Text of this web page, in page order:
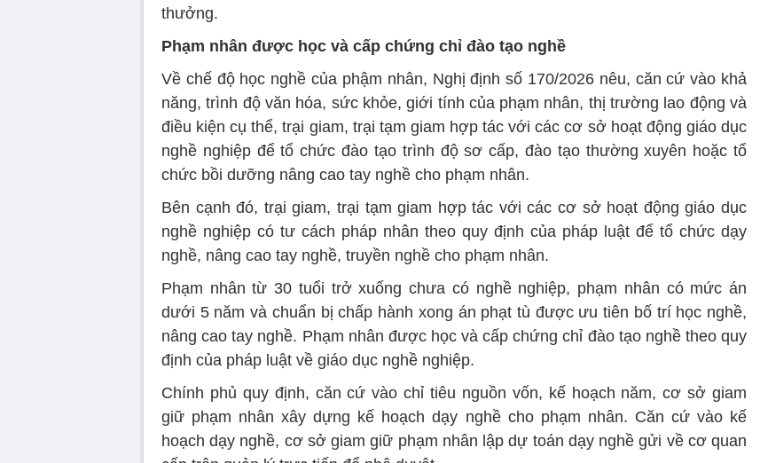
thưởng.
Phạm nhân được học và cấp chứng chỉ đào tạo nghề
Về chế độ học nghề của phậm nhân, Nghị định số 170/2026 nêu, căn cứ vào khả
năng, trình độ văn hóa, sức khỏe, giới tính của phạm nhân, thị trường lao động và
điều kiện cụ thể, trại giam, trại tạm giam hợp tác với các cơ sở hoạt động giáo dục
nghề nghiệp để tổ chức đào tạo trình độ sơ cấp, đào tạo thường xuyên hoặc tổ
chức bồi dưỡng nâng cao tay nghề cho phạm nhân.
Bên cạnh đó, trại giam, trại tạm giam hợp tác với các cơ sở hoạt động giáo dục
nghề nghiệp có tư cách pháp nhân theo quy định của pháp luật để tổ chức dạy
nghề, nâng cao tay nghề, truyền nghề cho phạm nhân.
Phạm nhân từ 30 tuổi trở xuống chưa có nghề nghiệp, phạm nhân có mức án
dưới 5 năm và chuẩn bị chấp hành xong án phạt tù được ưu tiên bố trí học nghề,
nâng cao tay nghề. Phạm nhân được học và cấp chứng chỉ đào tạo nghề theo quy
định của pháp luật về giáo dục nghề nghiệp.
Chính phủ quy định, căn cứ vào chỉ tiêu nguồn vốn, kế hoạch năm, cơ sở giam
giữ phạm nhân xây dựng kế hoạch dạy nghề cho phạm nhân. Căn cứ vào kế
hoạch dạy nghề, cơ sở giam giữ phạm nhân lập dự toán dạy nghề gửi về cơ quan